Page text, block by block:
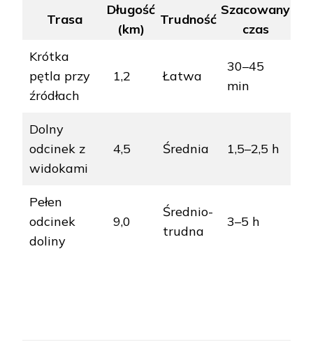
Trasa
Długość
(km)
Trudność
Szacowany
czas
Krótka
pętla przy
źródłach
1,2 Łatwa
30–45
min
Dolny
odcinek z
widokami
4,5 Średnia 1,5–2,5 h
Pełen
odcinek
doliny
9,0
Średnio-
trudna
3–5 h